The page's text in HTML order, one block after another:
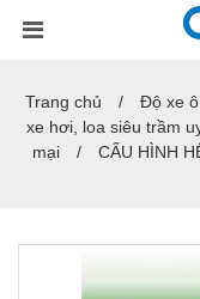
Trang chủ Độ xe
xe hơi, loa siêu trầm
mại
CẤU HÌNH